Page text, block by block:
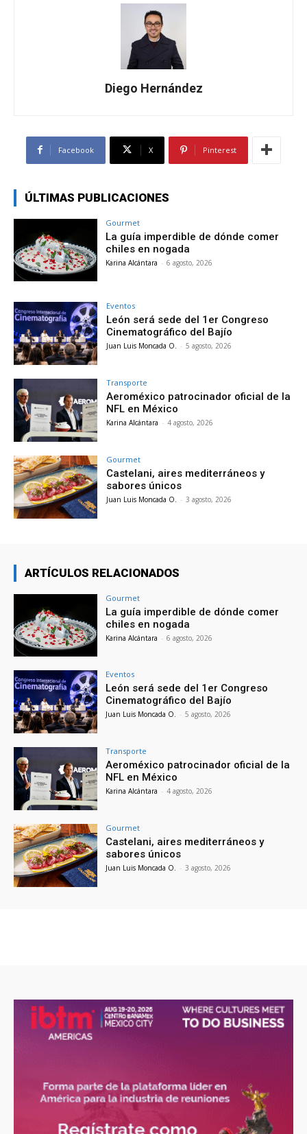
Diego Hernández
Facebook X Pinterest
ÚLTIMAS PUBLICACIONES
Gourmet
La guía imperdible de dónde comer
chiles en nogada
Karina Alcántara - 6 agosto, 2026
Eventos
León será sede del 1er Congreso
Cinematográfico del Bajío
Juan Luis Moncada O. - 5 agosto, 2026
Transporte
Aeroméxico patrocinador oficial de la
NFL en México
Karina Alcántara - 4 agosto, 2026
Gourmet
Castelani, aires mediterráneos y
sabores únicos
Juan Luis Moncada O. - 3 agosto, 2026
ARTÍCULOS RELACIONADOS
Gourmet
La guía imperdible de dónde comer
chiles en nogada
Karina Alcántara - 6 agosto, 2026
Eventos
León será sede del 1er Congreso
Cinematográfico del Bajío
Juan Luis Moncada O. - 5 agosto, 2026
Transporte
Aeroméxico patrocinador oficial de la
NFL en México
Karina Alcántara - 4 agosto, 2026
Gourmet
Castelani, aires mediterráneos y
sabores únicos
Juan Luis Moncada O. - 3 agosto, 2026